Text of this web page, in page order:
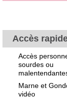
Accès
Accès
sourdes ou
Marne et
vidéo